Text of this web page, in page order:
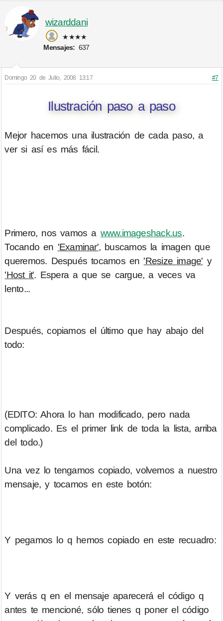
wizarddani
★★★★
Mensajes: 637
Domingo 20 de Julio, 2008 13:17 #7
Ilustración paso a paso
Mejor hacemos una ilustración de cada paso, a
ver si así es más fácil.
Primero, nos vamos a www.imageshack.us.
Tocando en 'Examinar', buscamos la imagen que
queremos. Después tocamos en 'Resize image' y
'Host it'. Espera a que se cargue, a veces va
lento...
Después, copiamos el último que hay abajo del
todo:
(EDITO: Ahora lo han modificado, pero nada
complicado. Es el primer link de toda la lista, arriba
del todo.)
Una vez lo tengamos copiado, volvemos a nuestro
mensaje, y tocamos en este botón:
Y pegamos lo q hemos copiado en este recuadro:
Y verás q en el mensaje aparecerá el código q
antes te mencioné, sólo tienes q poner el código